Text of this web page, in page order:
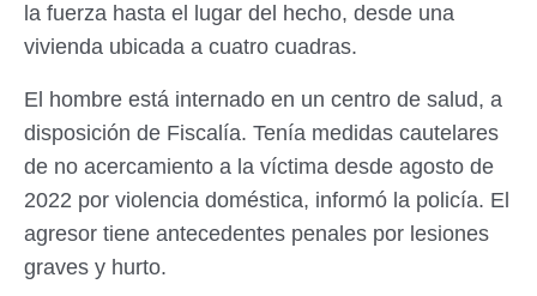
la fuerza hasta el lugar del hecho, desde una
vivienda ubicada a cuatro cuadras.
El hombre está internado en un centro de salud, a
disposición de Fiscalía. Tenía medidas cautelares
de no acercamiento a la víctima desde agosto de
2022 por violencia doméstica, informó la policía. El
agresor tiene antecedentes penales por lesiones
graves y hurto.